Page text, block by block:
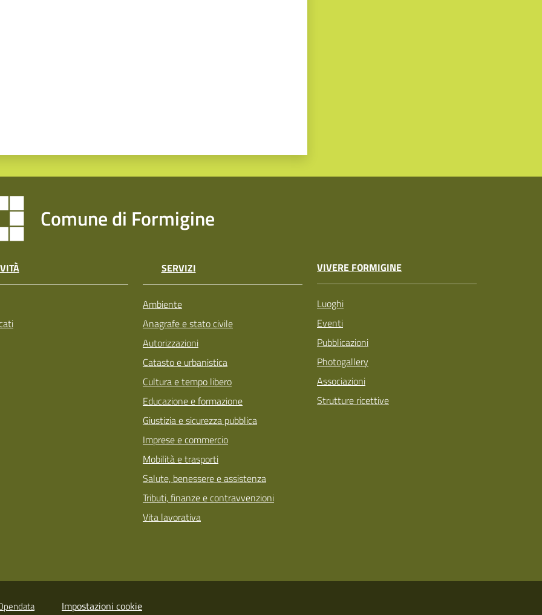
Comune di Formigine
SERVIZI
Ambiente
Anagrafe e stato civile
Autorizzazioni
Catasto e urbanistica
Cultura e tempo libero
Educazione e formazione
Giustizia e sicurezza pubblica
Imprese e commercio
Mobilità e trasporti
Salute, benessere e assistenza
Tributi, finanze e contravvenzioni
Vita lavorativa
VIVERE FORMIGINE
Luoghi
Eventi
Pubblicazioni
Photogallery
Associazioni
Strutture ricettive
Impostazioni cookie